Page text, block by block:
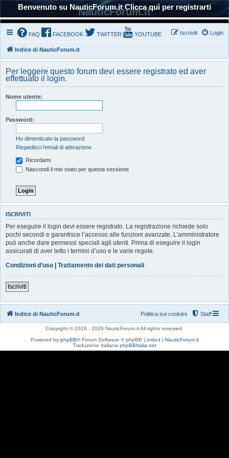
Benvenuto su NauticForum.it Clicca quì per registrarti
NauticForum.it
FAQ FACEBOOK TWITTER YOUTUBE Login
Iscriviti
Indice di NauticForum.it
Per leggere questo forum devi essere registrato ed aver
effettuato il login.
Nome utente:
Password:
Ho dimenticato la password
Rispedisci l’email di attivazione
Ricordami
Nascondi il mio stato per questa sessione
ISCRIVITI
Per eseguire il login devi essere registrato. La registrazione richiede solo
pochi secondi e garantisce l’accesso alle funzioni avanzate. L’amministratore
può anche dare permessi speciali agli utenti. Prima di eseguire il login
assicurati di aver letto i termini d’uso e le varie regole.
Condizioni d’uso | Trattamento dei dati personali
Iscriviti
Indice di NauticForum.it Staff
Politica sui cookies
Copyright © 2016 - 2026 NauticForum.it All rights reserved.
Powered by phpBB® Forum Software © phpBB Limited | NauticForum.it
Traduzione Italiana phpBBItalia.net